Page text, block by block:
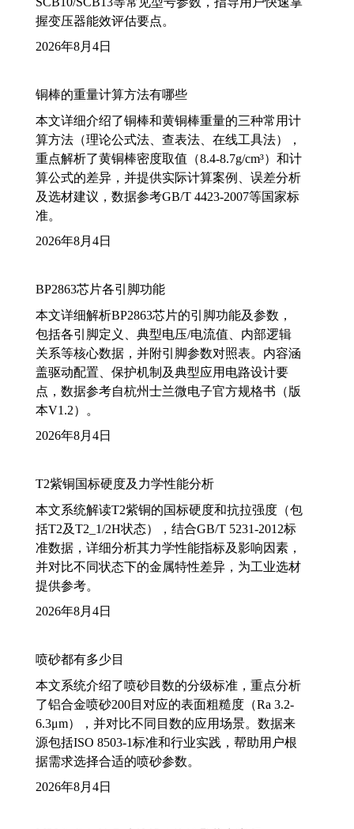
握变压器能效评估要点。
2026年8月4日
铜棒的重量计算方法有哪些
本文详细介绍了铜棒和黄铜棒重量的三种常用计
算方法（理论公式法、查表法、在线工具法），
重点解析了黄铜棒密度取值（8.4-8.7g/cm³）和计
算公式的差异，并提供实际计算案例、误差分析
及选材建议，数据参考GB/T 4423-2007等国家标
准。
2026年8月4日
BP2863芯片各引脚功能
本文详细解析BP2863芯片的引脚功能及参数，
包括各引脚定义、典型电压/电流值、内部逻辑
关系等核心数据，并附引脚参数对照表。内容涵
盖驱动配置、保护机制及典型应用电路设计要
点，数据参考自杭州士兰微电子官方规格书（版
本V1.2）。
2026年8月4日
T2紫铜国标硬度及力学性能分析
本文系统解读T2紫铜的国标硬度和抗拉强度（包
括T2及T2_1/2H状态），结合GB/T 5231-2012标
准数据，详细分析其力学性能指标及影响因素，
并对比不同状态下的金属特性差异，为工业选材
提供参考。
2026年8月4日
喷砂都有多少目
本文系统介绍了喷砂目数的分级标准，重点分析
了铝合金喷砂200目对应的表面粗糙度（Ra 3.2-
6.3μm），并对比不同目数的应用场景。数据来
源包括ISO 8503-1标准和行业实践，帮助用户根
据需求选择合适的喷砂参数。
2026年8月4日